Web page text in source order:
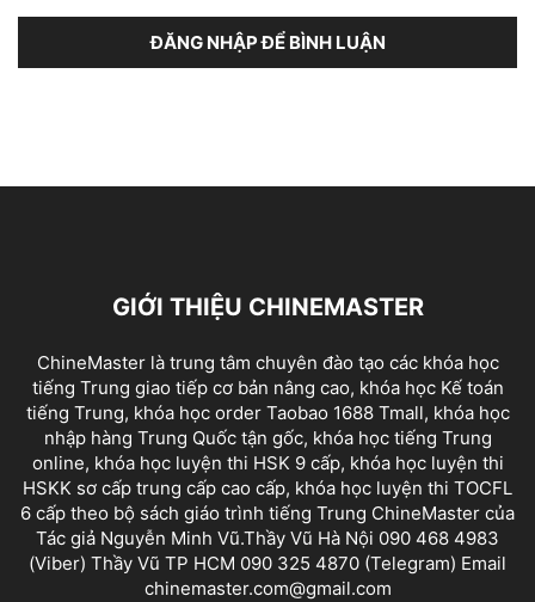
ĐĂNG NHẬP ĐỂ BÌNH LUẬN
GIỚI THIỆU CHINEMASTER
ChineMaster là trung tâm chuyên đào tạo các khóa học
tiếng Trung giao tiếp cơ bản nâng cao, khóa học Kế toán
tiếng Trung, khóa học order Taobao 1688 Tmall, khóa học
nhập hàng Trung Quốc tận gốc, khóa học tiếng Trung
online, khóa học luyện thi HSK 9 cấp, khóa học luyện thi
HSKK sơ cấp trung cấp cao cấp, khóa học luyện thi TOCFL
6 cấp theo bộ sách giáo trình tiếng Trung ChineMaster của
Tác giả Nguyễn Minh Vũ.Thầy Vũ Hà Nội 090 468 4983
(Viber) Thầy Vũ TP HCM 090 325 4870 (Telegram) Email
chinemaster.com@gmail.com